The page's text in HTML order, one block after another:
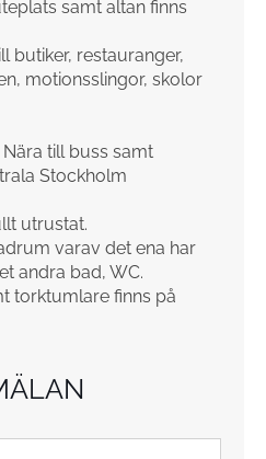
samt altan finns
butiker, restauranger,
motionsslingor, skolor
Nära till buss samt
Stockholm
utrustat.
varav det ena har
andra bad, WC.
torktumlare finns på